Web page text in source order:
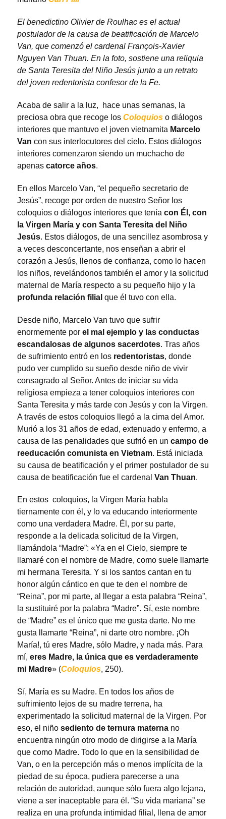
El benedictino Olivier de Roulhac es el actual
postulador de la causa de beatificación de Marcelo
Van, que comenzó el cardenal François-Xavier
Nguyen Van Thuan. En la foto, sostiene una reliquia
de Santa Teresita del Niño Jesús junto a un retrato
del joven redentorista confesor de la Fe.
Acaba de salir a la luz, hace unas semanas, la
preciosa obra que recoge los Coloquios o diálogos
interiores que mantuvo el joven vietnamita Marcelo
Van con sus interlocutores del cielo. Estos diálogos
interiores comenzaron siendo un muchacho de
apenas catorce años.
En ellos Marcelo Van, “el pequeño secretario de
Jesús”, recoge por orden de nuestro Señor los
coloquios o diálogos interiores que tenía con Él, con
la Virgen María y con Santa Teresita del Niño
Jesús. Estos diálogos, de una sencillez asombrosa y
a veces desconcertante, nos enseñan a abrir el
corazón a Jesús, llenos de confianza, como lo hacen
los niños, revelándonos también el amor y la solicitud
maternal de María respecto a su pequeño hijo y la
profunda relación filial que él tuvo con ella.
Desde niño, Marcelo Van tuvo que sufrir
enormemente por el mal ejemplo y las conductas
escandalosas de algunos sacerdotes. Tras años
de sufrimiento entró en los redentoristas, donde
pudo ver cumplido su sueño desde niño de vivir
consagrado al Señor. Antes de iniciar su vida
religiosa empieza a tener coloquios interiores con
Santa Teresita y más tarde con Jesús y con la Virgen.
A través de estos coloquios llegó a la cima del Amor.
Murió a los 31 años de edad, extenuado y enfermo, a
causa de las penalidades que sufrió en un campo de
reeducación comunista en Vietnam. Está iniciada
su causa de beatificación y el primer postulador de su
causa de beatificación fue el cardenal Van Thuan.
En estos coloquios, la Virgen María habla
tiernamente con él, y lo va educando interiormente
como una verdadera Madre. Él, por su parte,
responde a la delicada solicitud de la Virgen,
llamándola “Madre”: «Ya en el Cielo, siempre te
llamaré con el nombre de Madre, como suele llamarte
mi hermana Teresita. Y si los santos cantan en tu
honor algún cántico en que te den el nombre de
“Reina”, por mi parte, al llegar a esta palabra “Reina”,
la sustituiré por la palabra “Madre”. Sí, este nombre
de “Madre” es el único que me gusta darte. No me
gusta llamarte “Reina”, ni darte otro nombre. ¡Oh
María!, tú eres Madre, sólo Madre, y nada más. Para
mí, eres Madre, la única que es verdaderamente
mi Madre» (Coloquios, 250).
Sí, María es su Madre. En todos los años de
sufrimiento lejos de su madre terrena, ha
experimentado la solicitud maternal de la Virgen. Por
eso, el niño sediento de ternura materna no
encuentra ningún otro modo de dirigirse a la María
que como Madre. Todo lo que en la sensibilidad de
Van, o en la percepción más o menos implícita de la
piedad de su época, pudiera parecerse a una
relación de autoridad, aunque sólo fuera algo lejana,
viene a ser inaceptable para él. “Su vida mariana” se
realiza en una profunda intimidad filial, llena de amor